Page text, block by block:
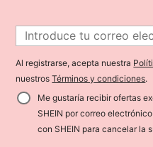
Al registrarse, acepta nuestra
nuestrosTérminos y condiciones.
Me gustaría recibir ofertas
SHEIN por correo
con SHEIN para cancelar la